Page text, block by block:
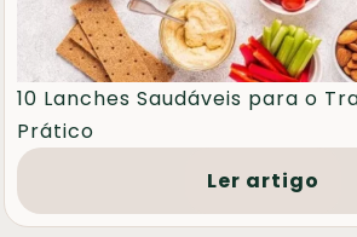
10 Lanches Saudáveis para o
Prático
Ler artigo